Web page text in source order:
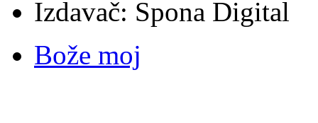
Izdavač: Spona Digital
Bože moj